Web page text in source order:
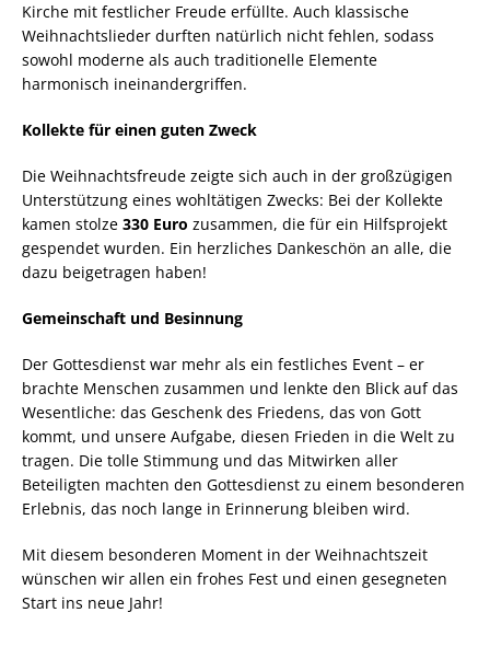
Kirche mit festlicher Freude erfüllte. Auch klassische
Weihnachtslieder durften natürlich nicht fehlen, sodass
sowohl moderne als auch traditionelle Elemente
harmonisch ineinandergriffen.
Kollekte für einen guten Zweck
Die Weihnachtsfreude zeigte sich auch in der großzügigen
Unterstützung eines wohltätigen Zwecks: Bei der Kollekte
kamen stolze 330 Euro zusammen, die für ein Hilfsprojekt
gespendet wurden. Ein herzliches Dankeschön an alle, die
dazu beigetragen haben!
Gemeinschaft und Besinnung
Der Gottesdienst war mehr als ein festliches Event – er
brachte Menschen zusammen und lenkte den Blick auf das
Wesentliche: das Geschenk des Friedens, das von Gott
kommt, und unsere Aufgabe, diesen Frieden in die Welt zu
tragen. Die tolle Stimmung und das Mitwirken aller
Beteiligten machten den Gottesdienst zu einem besonderen
Erlebnis, das noch lange in Erinnerung bleiben wird.
Mit diesem besonderen Moment in der Weihnachtszeit
wünschen wir allen ein frohes Fest und einen gesegneten
Start ins neue Jahr!